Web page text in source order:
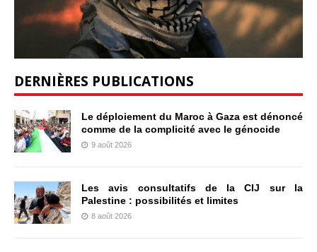
DERNIÈRES PUBLICATIONS
Le déploiement du Maroc à Gaza est dénoncé
comme de la complicité avec le génocide
9 août 2026
Les avis consultatifs de la CIJ sur la
Palestine : possibilités et limites
8 août 2026